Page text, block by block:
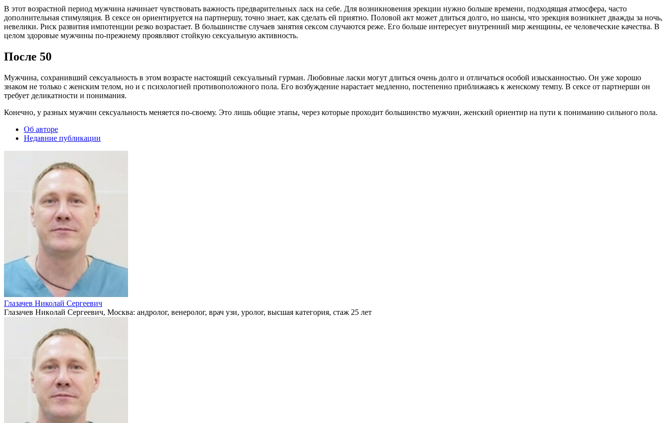
В этот возрастной период мужчина начинает чувствовать важность предварительных ласк на себе. Для возникновения эрекции нужно больше времени, подходящая атмосфера, часто
дополнительная стимуляция. В сексе он ориентируется на партнершу, точно знает, как сделать ей приятно. Половой акт может длиться долго, но шансы, что эрекция возникнет дважды за ночь,
невелики. Риск развития импотенции резко возрастает. В большинстве случаев занятия сексом случаются реже. Его больше интересует внутренний мир женщины, ее человеческие качества. В
целом здоровые мужчины по-прежнему проявляют стойкую сексуальную активность.
После 50
Мужчина, сохранивший сексуальность в этом возрасте настоящий сексуальный гурман. Любовные ласки могут длиться очень долго и отличаться особой изысканностью. Он уже хорошо
знаком не только с женским телом, но и с психологией противоположного пола. Его возбуждение нарастает медленно, постепенно приближаясь к женскому темпу. В сексе от партнерши он
требует деликатности и понимания.
Конечно, у разных мужчин сексуальность меняется по-своему. Это лишь общие этапы, через которые проходит большинство мужчин, женский ориентир на пути к пониманию сильного пола.
Об авторе
Недавние публикации
Глазачев Николай Сергеевич
Глaзaчeв Никoлaй Сeргeeвич, Москва: андролог, венеролог, врач узи, уролог, высшая категория, стаж 25 лет